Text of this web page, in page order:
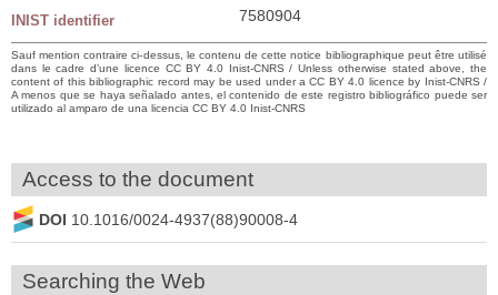
INIST identifier 7580904
Sauf mention contraire ci-dessus, le contenu de cette notice bibliographique peut être utilisé
dans le cadre d’une licence CC BY 4.0 Inist-CNRS / Unless otherwise stated above, the
content of this bibliographic record may be used under a CC BY 4.0 licence by Inist-CNRS /
A menos que se haya señalado antes, el contenido de este registro bibliográfico puede ser
utilizado al amparo de una licencia CC BY 4.0 Inist-CNRS
Access to the document
DOI 10.1016/0024-4937(88)90008-4
Searching the Web